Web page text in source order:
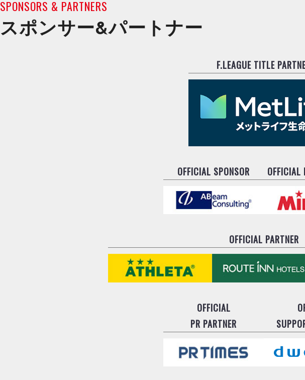
SPONSORS & PARTNERS
スポンサー&パートナー
F.LEAGUE TITLE
OFFICIAL SPONSOR OFFICIAL
OFFICIAL PARTNER
OFFICIAL
PR PARTNER